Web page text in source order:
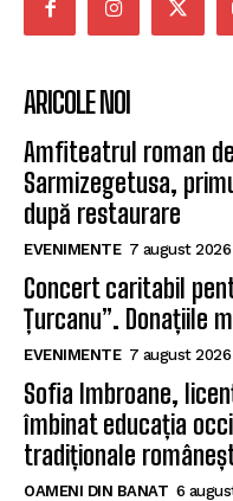
ARICOLE NOI
Amfiteatrul roman
Sarmizegetusa,
după restaurare
EVENIMENTE 7 august 2026
Concert caritabil
Țurcanu”. Donațiile
EVENIMENTE 7 august 2026
Sofia Imbroane,
îmbinat educația
tradiționale
OAMENI DIN BANAT 6